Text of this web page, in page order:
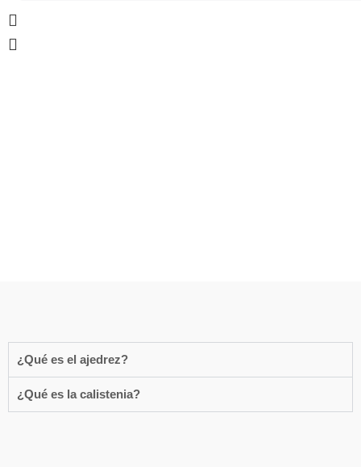
¿Qué es el ajedrez?
¿Qué es la calistenia?